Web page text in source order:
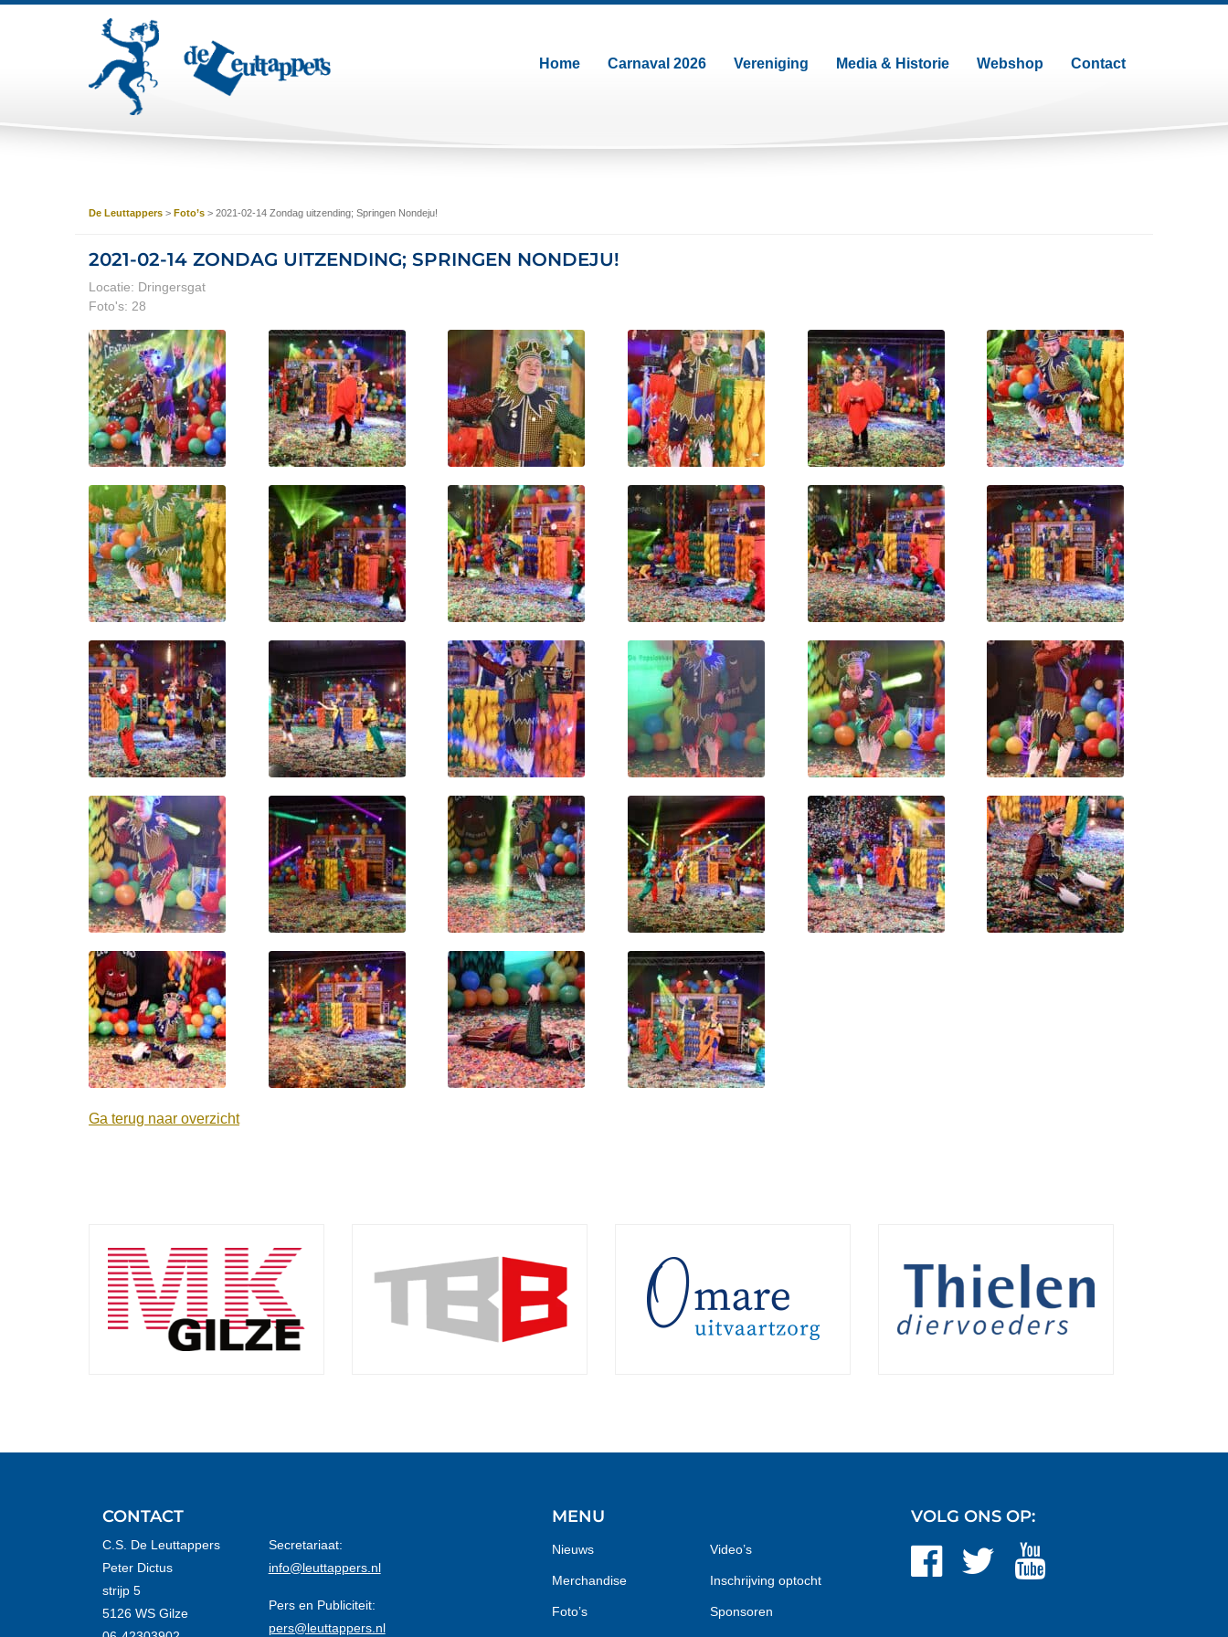
Home Carnaval 2026 Vereniging Media & Historie Webshop Contact
De Leuttappers > Foto’s > 2021-02-14 Zondag uitzending; Springen Nondeju!
2021-02-14 ZONDAG UITZENDING; SPRINGEN NONDEJU!
Locatie: Dringersgat
Foto's: 28
Ga terug naar overzicht
CONTACT
C.S. De Leuttappers
Peter Dictus
strijp 5
5126 WS Gilze
Secretariaat:
info@leuttappers.nl
Pers en Publiciteit:
pers@leuttappers.nl
MENU
Nieuws
Merchandise
Foto’s
Video’s
Inschrijving optocht
Sponsoren
VOLG ONS OP: